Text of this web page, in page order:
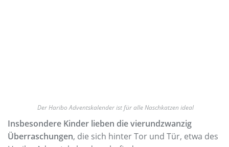
Der Haribo Adventskalender ist für alle Naschkatzen ideal
Insbesondere Kinder lieben die vierundzwanzig
Überraschungen, die sich hinter Tor und Tür, etwa des